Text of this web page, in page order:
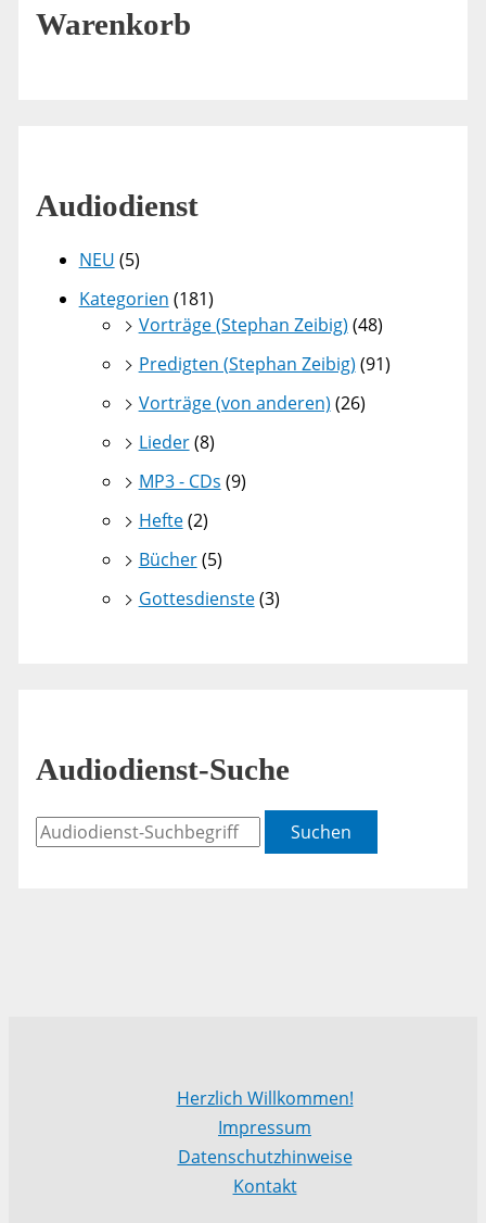
Warenkorb
Audiodienst
NEU (5)
Kategorien (181)
Vorträge (Stephan Zeibig) (48)
Predigten (Stephan Zeibig) (91)
Vorträge (von anderen) (26)
Lieder(8)
MP3 - CDs (9)
Hefte(2)
Bücher(5)
Gottesdienste(3)
Audiodienst-Suche
Suchen
Herzlich Willkommen!
Impressum
Datenschutzhinweise
Kontakt